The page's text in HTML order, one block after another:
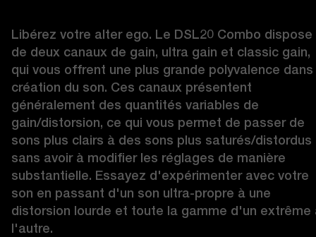
Libérez votre alter ego. Le DSL20 Combo dispose
de deux canaux de gain, ultra gain et classic gain,
qui vous offrent une plus grande polyvalence dans
création du son. Ces canaux présentent
généralement des quantités variables de
gain/distorsion, ce qui vous permet de passer de
sons plus clairs à des sons plus saturés/distordus
sans avoir à modifier les réglages de manière
substantielle. Essayez d'expérimenter avec votre
son en passant d'un son ultra-propre à une
distorsion lourde et toute la gamme d'un extrême
l'autre.